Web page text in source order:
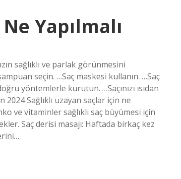
Yapılmalı
sağlıklı ve parlak görünmesini
seçin. …Saç maskesi kullanın. …Saç
yöntemlerle kurutun. …Saçınızı ısıdan
Sağlıklı uzayan saçlar için ne
ve vitaminler sağlıklı saç büyümesi için
Saç derisi masajı: Haftada birkaç kez